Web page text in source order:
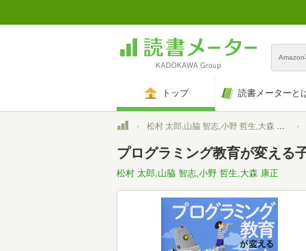
Amazon
トップ 読書メーターと
トップ松村 太郎,山脇 智志,小野 哲生,大森 康正
プログラミング教育が変える
松村 太郎,山脇 智志,小野 哲生,大森 康正